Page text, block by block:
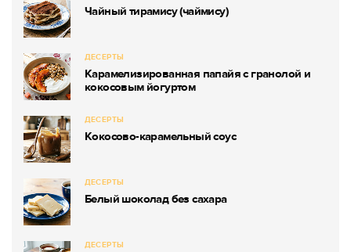
Чайный тирамису (чаймису)
ДЕСЕРТЫ
Карамелизированная папайя с гранолой и
кокосовым йогуртом
ДЕСЕРТЫ
Кокосово-карамельный соус
ДЕСЕРТЫ
Белый шоколад без сахара
ДЕСЕРТЫ